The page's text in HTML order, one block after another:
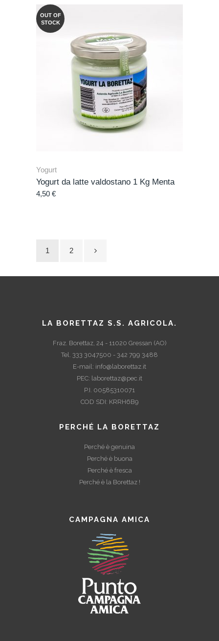
OUT OF
STOCK
Yogurt
Yogurt da latte valdostano 1 Kg Menta
4,50 €
1 2
LA BORETTAZ S.S. AGRICOLA.
Fraz. Borettaz, 24 - 11020 Gressan (AO)
Tel. 333 3047500 - 342 799 3488
E-mail: info@laborettaz.it
PEC: laborettaz@pec.it
P.I. 00585310071
COD SDI: KRRH6B9
PERCHÉ LA BORETTAZ
Perché è genuina
Perché è buona
Perché è fresca
Perché è la Borettaz !
CAMPAGNA AMICA